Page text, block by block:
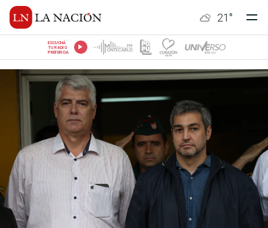
21 °
ESCUCHÁ
TU RADIO
PREFERIDA